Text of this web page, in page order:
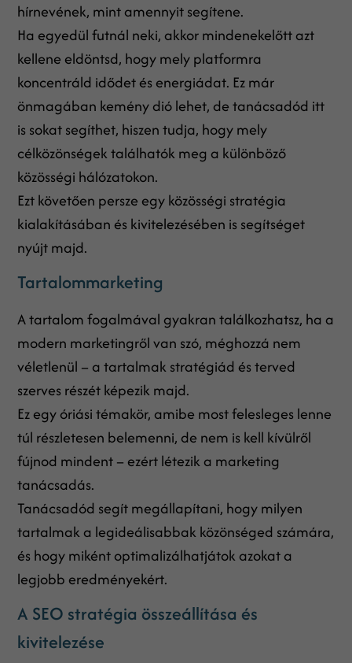
hírnevének, mint amennyit segítene.
Ha egyedül futnál neki, akkor mindenekelőtt azt
kellene eldöntsd, hogy mely platformra
koncentráld idődet és energiádat. Ez már
önmagában kemény dió lehet, de tanácsadód itt
is sokat segíthet, hiszen tudja, hogy mely
célközönségek találhatók meg a különböző
közösségi hálózatokon.
Ezt követően persze egy közösségi stratégia
kialakításában és kivitelezésében is segítséget
nyújt majd.
Tartalommarketing
A tartalom fogalmával gyakran találkozhatsz, ha a
modern marketingről van szó, méghozzá nem
véletlenül – a tartalmak stratégiád és terved
szerves részét képezik majd.
Ez egy óriási témakör, amibe most felesleges lenne
túl részletesen belemenni, de nem is kell kívülről
fújnod mindent – ezért létezik a marketing
tanácsadás.
Tanácsadód segít megállapítani, hogy milyen
tartalmak a legideálisabbak közönséged számára,
és hogy miként optimalizálhatjátok azokat a
legjobb eredményekért.
A SEO stratégia összeállítása és
kivitelezése